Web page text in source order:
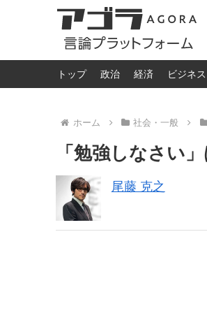
トップ 政治 経済 ビジネス
ホーム 社会・一般
「勉強しなさい
尾藤 克之